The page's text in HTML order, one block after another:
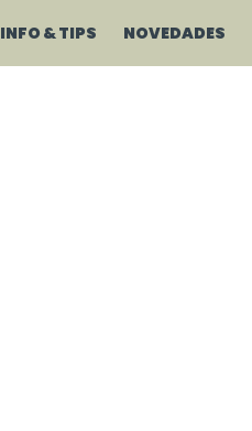
INFO & TIPS NOVEDADES